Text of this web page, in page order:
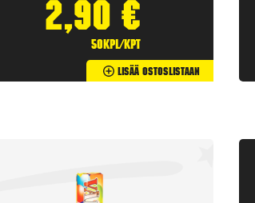
2,90 €
50kpl/kpt
Lisää Ostoslistaan